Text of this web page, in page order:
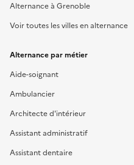
Alternance à Grenoble
Voir toutes les villes en alternance
Alternance par métier
Aide-soignant
Ambulancier
Architecte d'intérieur
Assistant administratif
Assistant dentaire